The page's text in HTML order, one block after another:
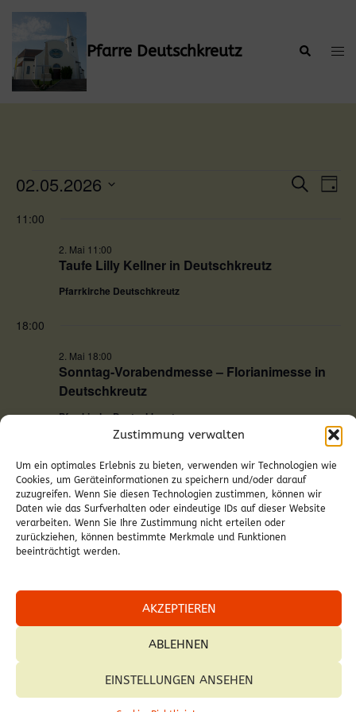
Zustimmung verwalten
Um ein optimales Erlebnis zu bieten, verwenden wir Technologien wie
Cookies, um Geräteinformationen zu speichern und/oder darauf
zuzugreifen. Wenn Sie diesen Technologien zustimmen, können wir
Daten wie das Surfverhalten oder eindeutige IDs auf dieser Website
verarbeiten. Wenn Sie Ihre Zustimmung nicht erteilen oder
zurückziehen, können bestimmte Merkmale und Funktionen
beeinträchtigt werden.
AKZEPTIEREN
ABLEHNEN
EINSTELLUNGEN ANSEHEN
springen
Pfarre Deutschkreutz Suche
Veranstaltungen
für
SUCHE
TAG
02.05.2026
wählen.
11:00
Taufe Lilly Kellner in Deutschkreutz
2. Mai 11:00
Pfarrkirche Deutschkreutz
18:00
Sonntag-Vorabendmesse – Florianimesse in
Deutschkreutz
2. Mai 18:00
Pfarrkirche Deutschkreutz
Vorheriger Tag Nächster Tag
KALENDER ABONNIEREN
© 2026 Pfarre Deutschkreutz.